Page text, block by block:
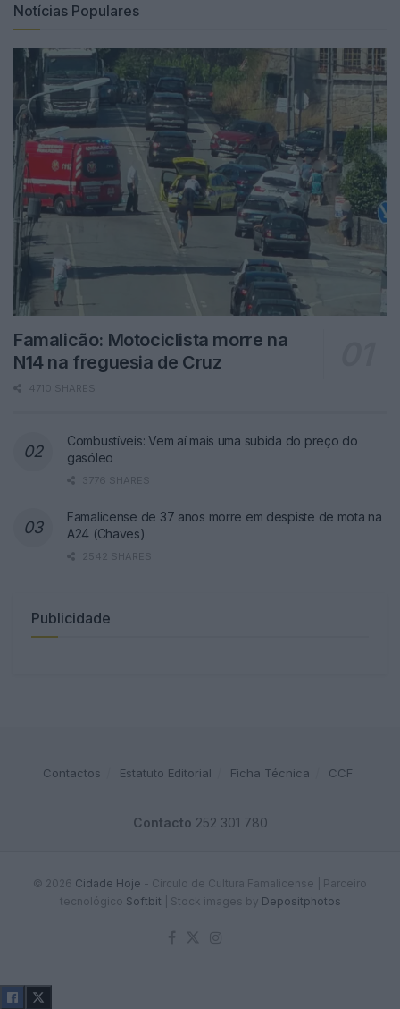
Notícias Populares
Famalicão: Motociclista morre na
N14 na freguesia de Cruz
4710 SHARES
Combustíveis: Vem aí mais uma subida do preço do
gasóleo
3776 SHARES
Famalicense de 37 anos morre em despiste de mota na
A24 (Chaves)
2542 SHARES
Publicidade
Contactos Estatuto Editorial Ficha Técnica CCF
Contacto 252 301 780
© 2026 Cidade Hoje - Circulo de Cultura Famalicense | Parceiro
tecnológico Softbit Stock images by Depositphotos